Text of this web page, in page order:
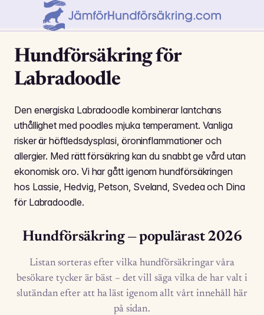
Hundförsäkring för
Labradoodle
Den energiska Labradoodle kombinerar lantchans
uthållighet med poodles mjuka temperament. Vanliga
risker är höftledsdysplasi, öroninflammationer och
allergier. Med rätt försäkring kan du snabbt ge vård utan
ekonomisk oro. Vi har gått igenom hundförsäkringen
hos Lassie, Hedvig, Petson, Sveland, Svedea och Dina
för Labradoodle.
Hundförsäkring — populärast 2026
Listan sorteras efter vilka hundförsäkringar våra
besökare tycker är bäst – det vill säga vilka de har valt i
slutändan efter att ha läst igenom allt vårt innehåll här
på sidan.